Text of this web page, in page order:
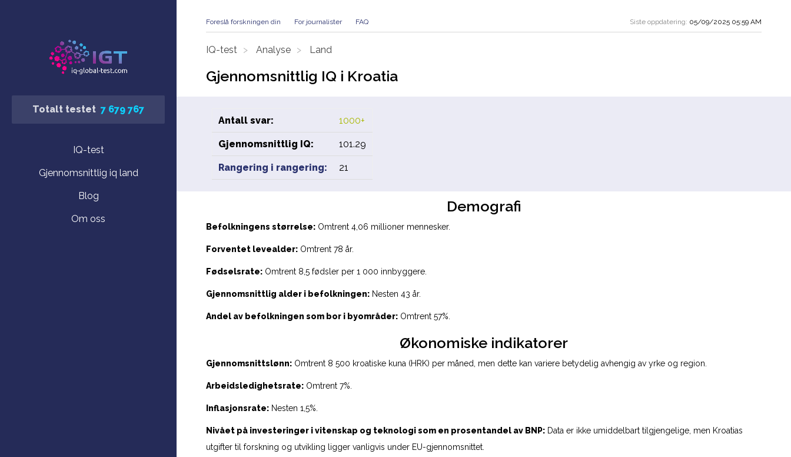
Totalt testet 7 679 767
IQ-test
Gjennomsnittlig iq land
Blog
Om oss
Foreslå forskningen din For journalister FAQ Siste oppdatering: 05/09/2025 05:59 AM
IQ-test Analyse Land
Gjennomsnittlig IQ i Kroatia
Antall svar: 1000+
Gjennomsnittlig IQ: 101.29
Rangering i rangering: 21
Demografi
Befolkningens størrelse: Omtrent 4,06 millioner mennesker.
Forventet levealder: Omtrent 78 år.
Fødselsrate: Omtrent 8,5 fødsler per 1 000 innbyggere.
Gjennomsnittlig alder i befolkningen: Nesten 43 år.
Andel av befolkningen som bor i byområder: Omtrent 57%.
Økonomiske indikatorer
Gjennomsnittslønn: Omtrent 8 500 kroatiske kuna (HRK) per måned, men dette kan variere betydelig avhengig av yrke og region.
Arbeidsledighetsrate: Omtrent 7%.
Inflasjonsrate: Nesten 1,5%.
Nivået på investeringer i vitenskap og teknologi som en prosentandel av BNP: Data er ikke umiddelbart tilgjengelige, men Kroatias
utgifter til forskning og utvikling ligger vanligvis under EU-gjennomsnittet.